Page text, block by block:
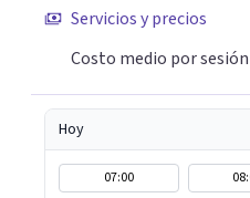
es de enorme importancia
mental como a nivel personal para una buena
Servicios y precios
Costo medio por sesión
Hoy
07:00